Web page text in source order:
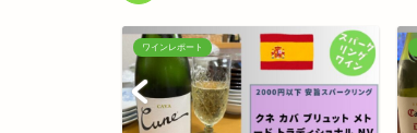
ワインレポート